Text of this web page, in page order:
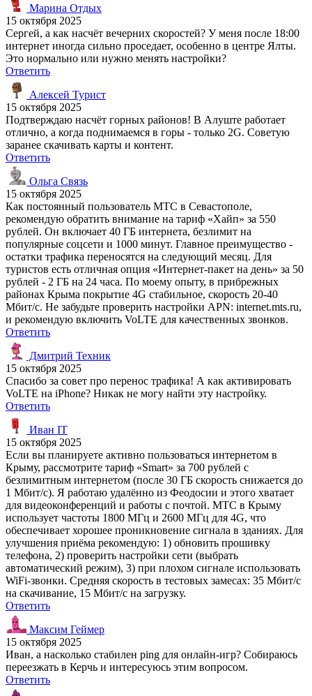
Марина Отдых
15 октября 2025
Сергей, а как насчёт вечерних скоростей? У меня после 18:00
интернет иногда сильно проседает, особенно в центре Ялты.
Это нормально или нужно менять настройки?
Ответить
Алексей Турист
15 октября 2025
Подтверждаю насчёт горных районов! В Алуште работает
отлично, а когда поднимаемся в горы - только 2G. Советую
заранее скачивать карты и контент.
Ответить
Ольга Связь
15 октября 2025
Как постоянный пользователь МТС в Севастополе,
рекомендую обратить внимание на тариф «Хайп» за 550
рублей. Он включает 40 ГБ интернета, безлимит на
популярные соцсети и 1000 минут. Главное преимущество -
остатки трафика переносятся на следующий месяц. Для
туристов есть отличная опция «Интернет-пакет на день» за 50
рублей - 2 ГБ на 24 часа. По моему опыту, в прибрежных
районах Крыма покрытие 4G стабильное, скорость 20-40
Мбит/с. Не забудьте проверить настройки APN: internet.mts.ru,
и рекомендую включить VoLTE для качественных звонков.
Ответить
Дмитрий Техник
15 октября 2025
Спасибо за совет про перенос трафика! А как активировать
VoLTE на iPhone? Никак не могу найти эту настройку.
Ответить
Иван IT
15 октября 2025
Если вы планируете активно пользоваться интернетом в
Крыму, рассмотрите тариф «Smart» за 700 рублей с
безлимитным интернетом (после 30 ГБ скорость снижается до
1 Мбит/с). Я работаю удалённо из Феодосии и этого хватает
для видеоконференций и работы с почтой. МТС в Крыму
использует частоты 1800 МГц и 2600 МГц для 4G, что
обеспечивает хорошее проникновение сигнала в зданиях. Для
улучшения приёма рекомендую: 1) обновить прошивку
телефона, 2) проверить настройки сети (выбрать
автоматический режим), 3) при плохом сигнале использовать
WiFi-звонки. Средняя скорость в тестовых замесах: 35 Мбит/с
на скачивание, 15 Мбит/с на загрузку.
Ответить
Максим Геймер
15 октября 2025
Иван, а насколько стабилен ping для онлайн-игр? Собираюсь
переезжать в Керчь и интересуюсь этим вопросом.
Ответить